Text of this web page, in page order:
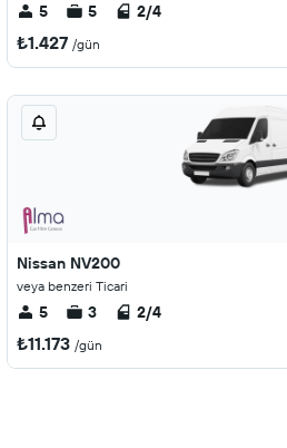
5 5 2/4
₺1.427 /gün
Nissan NV200
veya benzeri Ticari
5 3 2/4
₺11.173 /gün